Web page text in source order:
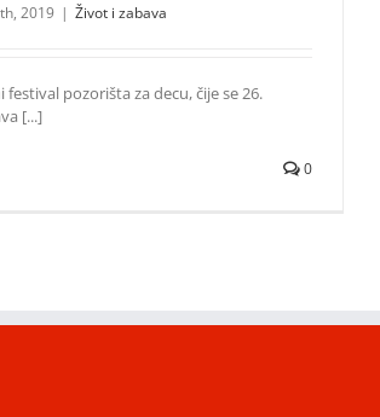
2019 | Život i zabava
pozorišta za decu, čije se 26.
[...]
0